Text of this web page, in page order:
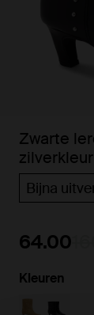
Zwarte
Bijna
64.00
Kleuren